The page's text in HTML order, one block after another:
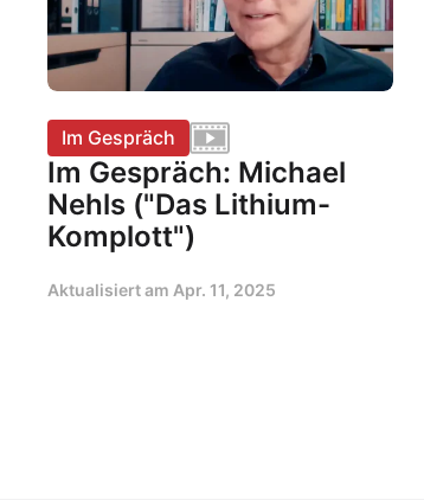
Im Gespräch
Im Gespräch: Michael
Nehls ("Das Lithium-
Komplott")
Aktualisiert am Apr. 11, 2025